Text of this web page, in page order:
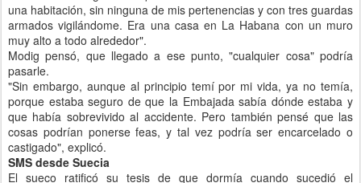
una habitación, sin ninguna de mis pertenencias y con tres guardas
armados vigilándome. Era una casa en La Habana con un muro
muy alto a todo alrededor".
Modig pensó, que llegado a ese punto, "cualquier cosa" podría
pasarle.
"Sin embargo, aunque al principio temí por mi vida, ya no temía,
porque estaba seguro de que la Embajada sabía dónde estaba y
que había sobrevivido al accidente. Pero también pensé que las
cosas podrían ponerse feas, y tal vez podría ser encarcelado o
castigado", explicó.
SMS desde Suecia
El sueco ratificó su tesis de que dormía cuando sucedió el